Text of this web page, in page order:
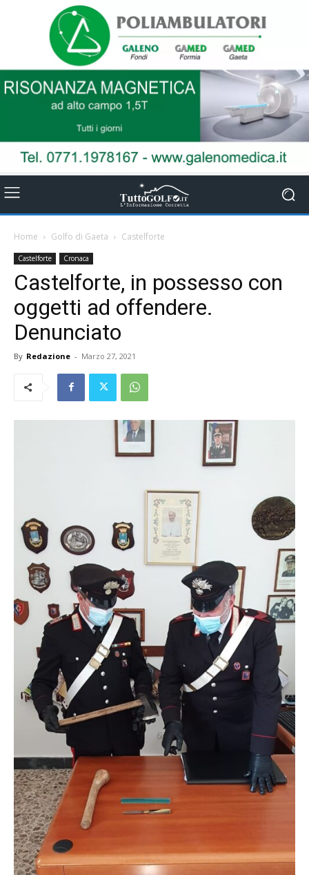
Home Golfo di Gaeta Castelforte
Castelforte Cronaca
Castelforte, in possesso con
oggetti ad offendere.
Denunciato
By Redazione - Marzo 27, 2021